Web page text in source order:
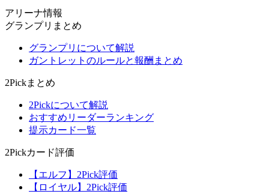
アリーナ情報
グランプリまとめ
グランプリについて解説
ガントレットのルールと報酬まとめ
2Pickまとめ
2Pickについて解説
おすすめリーダーランキング
提示カード一覧
2Pickカード評価
【エルフ】2Pick評価
【ロイヤル】2Pick評価